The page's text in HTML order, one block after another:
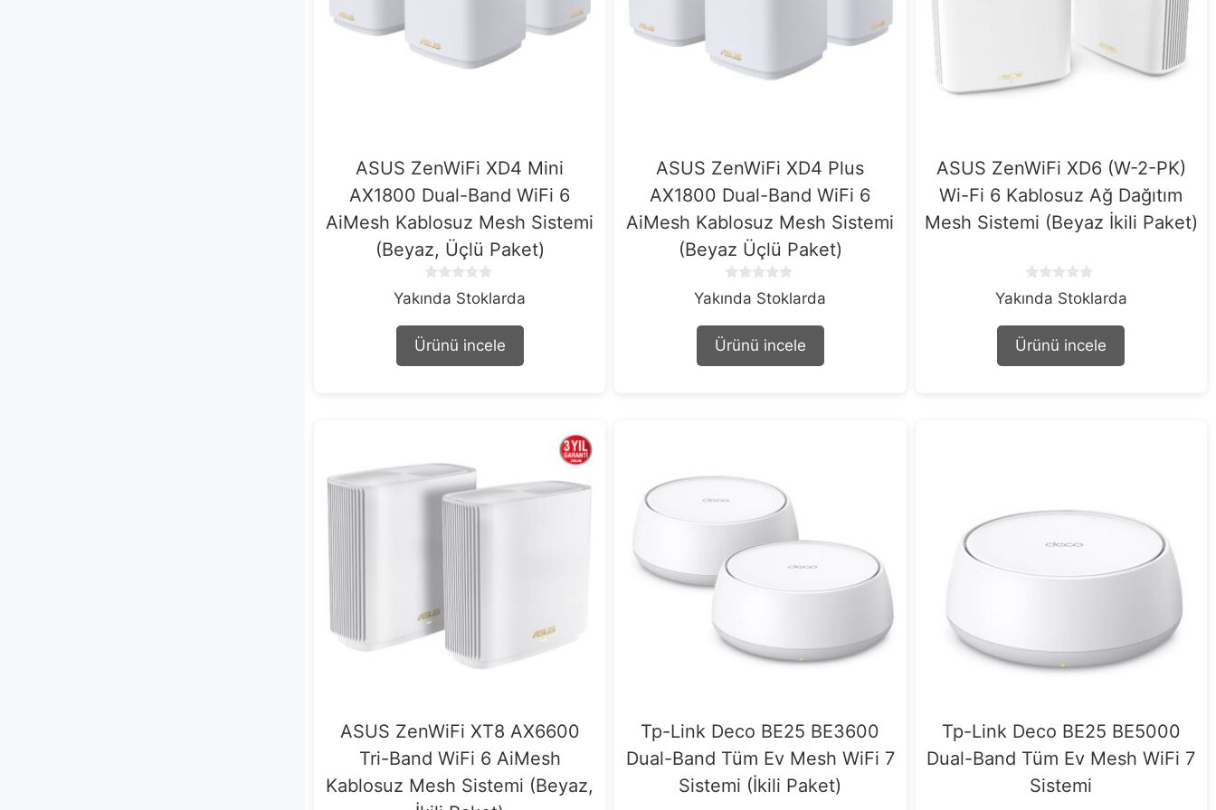
ASUS ZenWiFi XD4 Mini
AX1800 Dual-Band WiFi 6
AiMesh Kablosuz Mesh Sistemi
(Beyaz, Üçlü Paket)
o
t
o
f
Yakında Stoklarda
Ürünü incele
ASUS ZenWiFi XD4 Plus
AX1800 Dual-Band WiFi 6
AiMesh Kablosuz Mesh Sistemi
(Beyaz Üçlü Paket)
o
o
f
Yakında Stoklarda
Ürünü incele
ASUS ZenWiFi XD6 (W-2-PK)
Wi-Fi 6 Kablosuz Ağ Dağıtım
Mesh Sistemi (Beyaz İkili Paket)
o
o
f
Yakında Stoklarda
Ürünü incele
ASUS ZenWiFi XT8 AX6600
Tri-Band WiFi 6 AiMesh
Kablosuz Mesh Sistemi (Beyaz,
Tp-Link Deco BE25 BE3600
Dual-Band Tüm Ev Mesh WiFi 7
Sistemi (İkili Paket)
Tp-Link Deco BE25 BE5000
Dual-Band Tüm Ev Mesh WiFi 7
Sistemi